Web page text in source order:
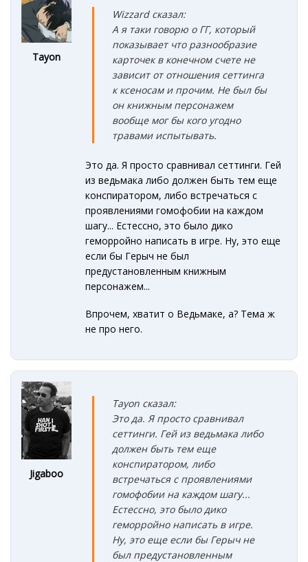
Tayon
Wizzard сказал:
А я таки говорю о ГГ, который
показывает что разнообразие
карточек в конечном счете не
зависит от отношения сеттинга
к ксеносам и прочим. Не был бы
он книжным персонажем
вообще мог бы кого угодно
травами испытывать.
Это да. Я просто сравнивал сеттинги. Гей
из ведьмака либо должен быть тем еще
конспиратором, либо встречаться с
проявлениями гомофобии на каждом
шагу... Естессно, это было дико
геморройно написать в игре. Ну, это еще
если бы Герыч не был
предустановленным книжным
персонажем...
Впрочем, хватит о Ведьмаке, а? Тема ж
не про него.
Jigaboo
Tayon сказал:
Это да. Я просто сравнивал
сеттинги. Гей из ведьмака либо
должен быть тем еще
конспиратором, либо
встречаться с проявлениями
гомофобии на каждом шагу...
Естессно, это было дико
геморройно написать в игре.
Ну, это еще если бы Герыч не
был предустановленным